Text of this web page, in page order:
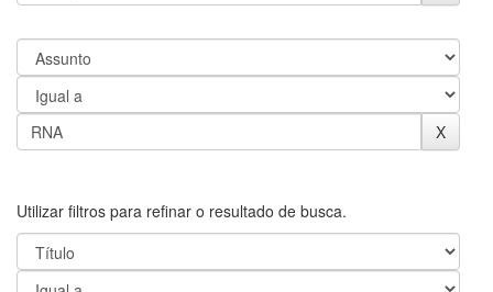
Utilizar filtros para refinar o resultado de busca.